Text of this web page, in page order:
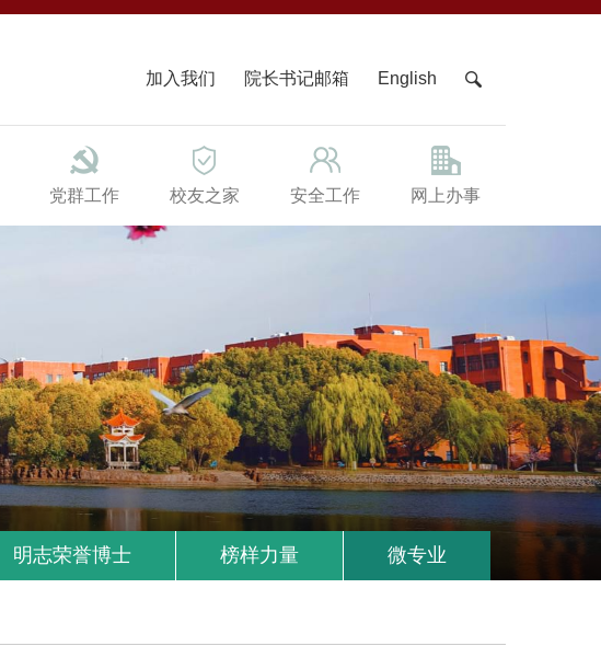
加入我们 院长书记邮箱 English
党群工作 校友之家 安全工作 网上办事
明志荣誉博士 榜样力量 微专业